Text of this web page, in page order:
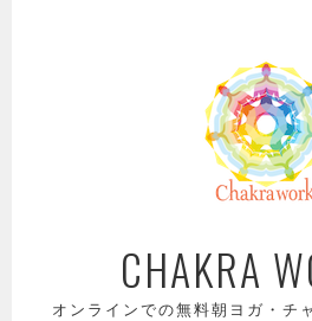
CHAKRA
オンラインでの無料朝ヨガ・チ